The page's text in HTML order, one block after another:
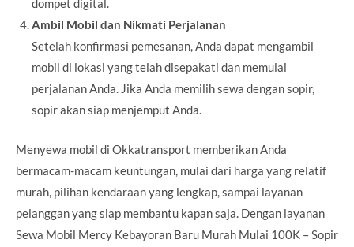
dompet digital.
Ambil Mobil dan Nikmati Perjalanan
Setelah konfirmasi pemesanan, Anda dapat mengambil
mobil di lokasi yang telah disepakati dan memulai
perjalanan Anda. Jika Anda memilih sewa dengan sopir,
sopir akan siap menjemput Anda.
Menyewa mobil di Okkatransport memberikan Anda
bermacam-macam keuntungan, mulai dari harga yang relatif
murah, pilihan kendaraan yang lengkap, sampai layanan
pelanggan yang siap membantu kapan saja. Dengan layanan
Sewa Mobil Mercy Kebayoran Baru Murah Mulai 100K – Sopir